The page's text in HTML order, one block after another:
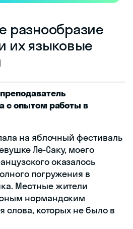
разнообразие
их языковые
с опытом работы в
на яблочный фестиваль
Ле-Саку, моего
оказалось
погружения в
Местные жители
нормандским
слова, которых не было в